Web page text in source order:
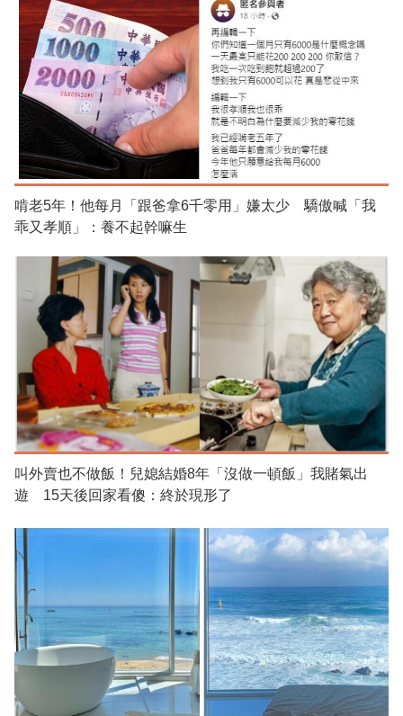
啃老5年！他每月「跟爸拿6千零用」嫌太少 驕傲喊「我
乖又孝順」：養不起幹嘛生
叫外賣也不做飯！兒媳結婚8年「沒做一頓飯」我賭氣出
遊 15天後回家看傻：終於現形了